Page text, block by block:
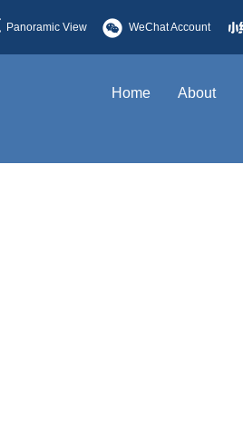
Panoramic View WeChat Account
Home About